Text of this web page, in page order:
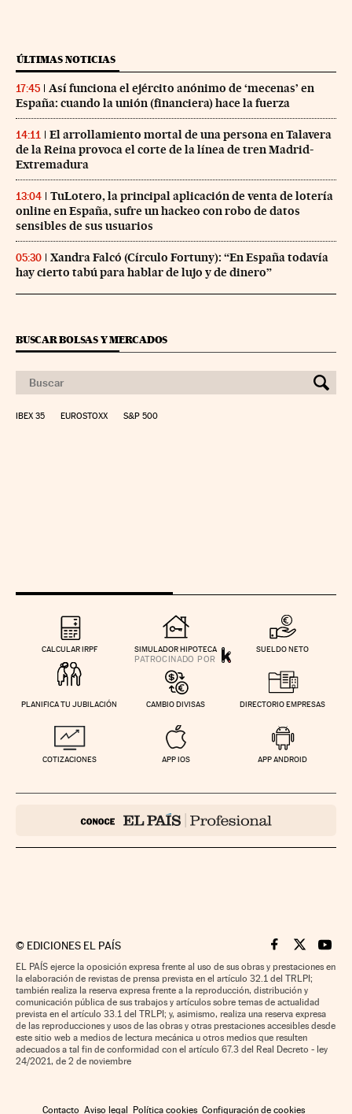
ÚLTIMAS NOTICIAS
17:45
Así funciona el ejército anónimo de ‘mecenas’ en
España: cuando la unión (financiera) hace la fuerza
14:11
El arrollamiento mortal de una persona en Talavera
de la Reina provoca el corte de la línea de tren Madrid-
Extremadura
13:04
TuLotero, la principal aplicación de venta de lotería
online en España, sufre un hackeo con robo de datos
sensibles de sus usuarios
05:30
Xandra Falcó (Círculo Fortuny): “En España todavía
hay cierto tabú para hablar de lujo y de dinero”
BUSCAR BOLSAS Y MERCADOS
IBEX 35 EUROSTOXX S&P 500
CALCULAR IRPF SIMULADOR HIPOTECA SUELDO NETO
PLANIFICA TU JUBILACIÓN CAMBIO DIVISAS DIRECTORIO EMPRESAS
COTIZACIONES APP IOS APP ANDROID
© EDICIONES EL PAÍS Cinco Días en
Cinco Días
Cinco
EL PAÍS ejerce la oposición expresa frente al uso de sus obras y prestaciones en
la elaboración de revistas de prensa prevista en el artículo 32.1 del TRLPI;
también realiza la reserva expresa frente a la reproducción, distribución y
comunicación pública de sus trabajos y artículos sobre temas de actualidad
prevista en el artículo 33.1 del TRLPI; y, asimismo, realiza una reserva expresa
de las reproducciones y usos de las obras y otras prestaciones accesibles desde
este sitio web a medios de lectura mecánica u otros medios que resulten
adecuados a tal fin de conformidad con el artículo 67.3 del Real Decreto - ley
24/2021, de 2 de noviembre
Contacto Aviso legal Política cookies Configuración de cookies